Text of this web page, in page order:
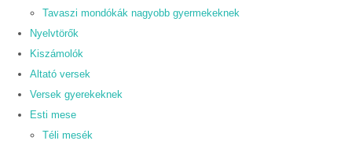
Tavaszi mondókák nagyobb gyermekeknek
Nyelvtörők
Kiszámolók
Altató versek
Versek gyerekeknek
Esti mese
Téli mesék